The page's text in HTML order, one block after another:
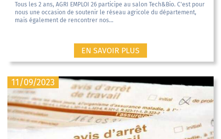
Tous les 2 ans, AGRI EMPLOI 26 participe au salon Tech&Bio. C'est pour
nous une occasion de soutenir le réseau agricole du département,
mais également de rencontrer nos...
EN SAVOIR PLUS
11/09/2023